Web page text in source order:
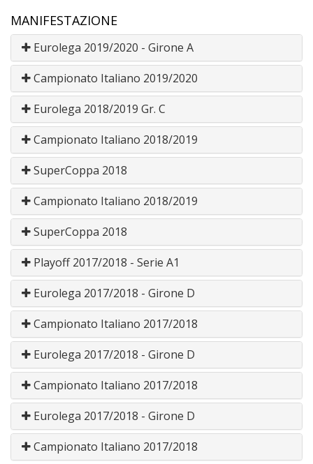
MANIFESTAZIONE
Eurolega 2019/2020 - Girone A
Campionato Italiano 2019/2020
Eurolega 2018/2019 Gr. C
Campionato Italiano 2018/2019
SuperCoppa 2018
Campionato Italiano 2018/2019
SuperCoppa 2018
Playoff 2017/2018 - Serie A1
Eurolega 2017/2018 - Girone D
Campionato Italiano 2017/2018
Eurolega 2017/2018 - Girone D
Campionato Italiano 2017/2018
Eurolega 2017/2018 - Girone D
Campionato Italiano 2017/2018